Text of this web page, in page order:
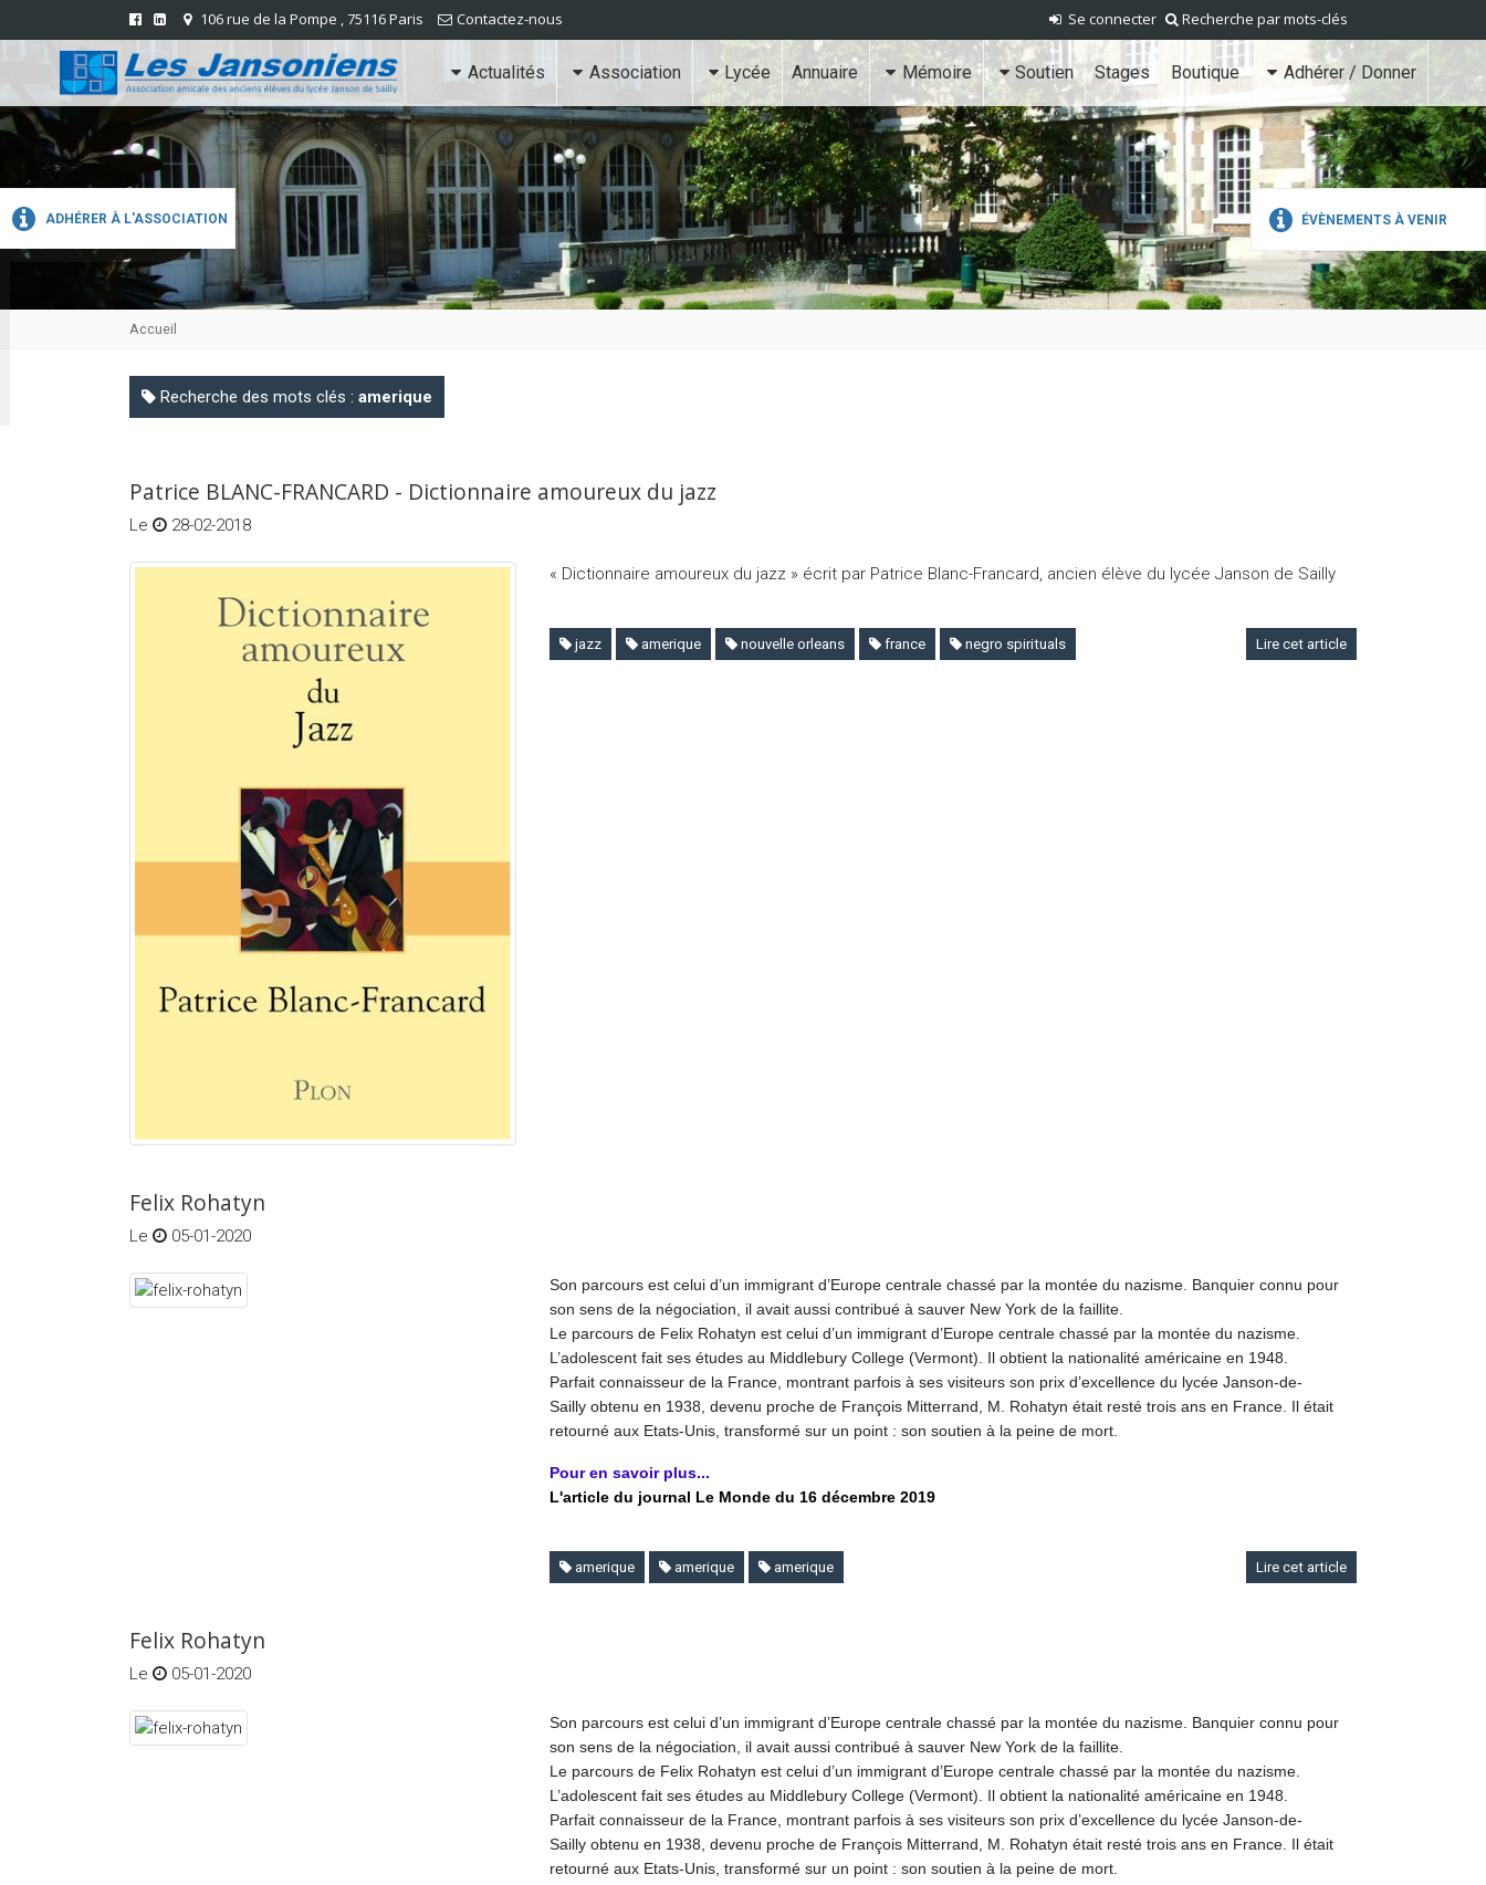
ADHÉRER À L'ASSOCIATION ÉVÈNEMENTS À VENIR
Recherche par mots-clés
Se connecter
106 rue de la Pompe , 75116 Paris Contactez-nous
Actualités Association Lycée Annuaire Mémoire Soutien Stages Boutique Adhérer / Donner
Accueil
Recherche des mots clés : amerique
Patrice BLANC-FRANCARD - Dictionnaire amoureux du jazz
Le 28-02-2018
« Dictionnaire amoureux du jazz » écrit par Patrice Blanc-Francard, ancien élève du lycée Janson de Sailly
Lire cet article
jazz amerique nouvelle orleans france negro spirituals
Felix Rohatyn
Le 05-01-2020
Son parcours est celui d’un immigrant d’Europe centrale chassé par la montée du nazisme. Banquier connu pour
son sens de la négociation, il avait aussi contribué à sauver New York de la faillite.
Le parcours de Felix Rohatyn est celui d’un immigrant d’Europe centrale chassé par la montée du nazisme.
L’adolescent fait ses études au Middlebury College (Vermont). Il obtient la nationalité américaine en 1948.
Parfait connaisseur de la France, montrant parfois à ses visiteurs son prix d’excellence du lycée Janson-de-
Sailly obtenu en 1938, devenu proche de François Mitterrand, M. Rohatyn était resté trois ans en France. Il était
retourné aux Etats-Unis, transformé sur un point : son soutien à la peine de mort.
Pour en savoir plus...
L'article du journal Le Monde du 16 décembre 2019
Lire cet article
amerique amerique amerique
Felix Rohatyn
Le 05-01-2020
Son parcours est celui d’un immigrant d’Europe centrale chassé par la montée du nazisme. Banquier connu pour
son sens de la négociation, il avait aussi contribué à sauver New York de la faillite.
Le parcours de Felix Rohatyn est celui d’un immigrant d’Europe centrale chassé par la montée du nazisme.
L’adolescent fait ses études au Middlebury College (Vermont). Il obtient la nationalité américaine en 1948.
Parfait connaisseur de la France, montrant parfois à ses visiteurs son prix d’excellence du lycée Janson-de-
Sailly obtenu en 1938, devenu proche de François Mitterrand, M. Rohatyn était resté trois ans en France. Il était
retourné aux Etats-Unis, transformé sur un point : son soutien à la peine de mort.